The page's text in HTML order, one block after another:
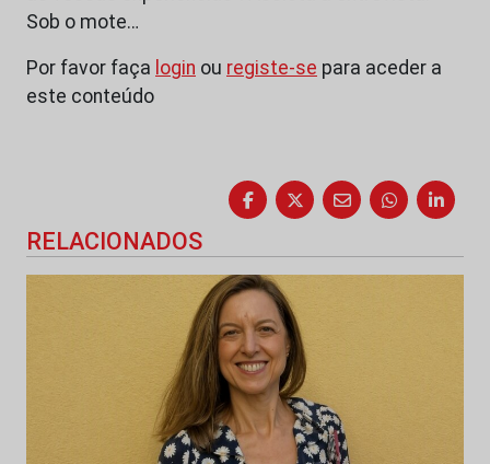
Sob o mote…
Por favor faça login ou registe-se para aceder a
este conteúdo
RELACIONADOS